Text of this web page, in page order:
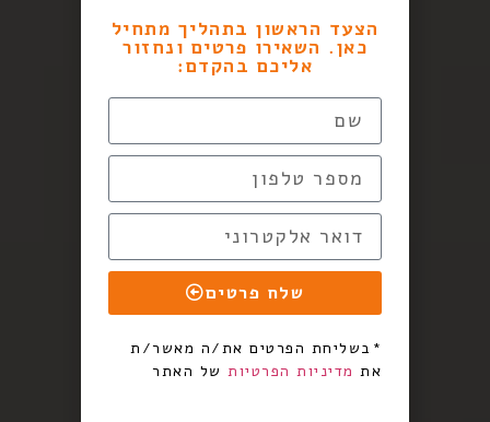
הצעד הראשון בתהליך מתחיל
כאן. השאירו פרטים ונחזור
אליכם בהקדם:
שלח פרטים
*בשליחת הפרטים את/ה מאשר/ת
את מדיניות הפרטיות של האתר